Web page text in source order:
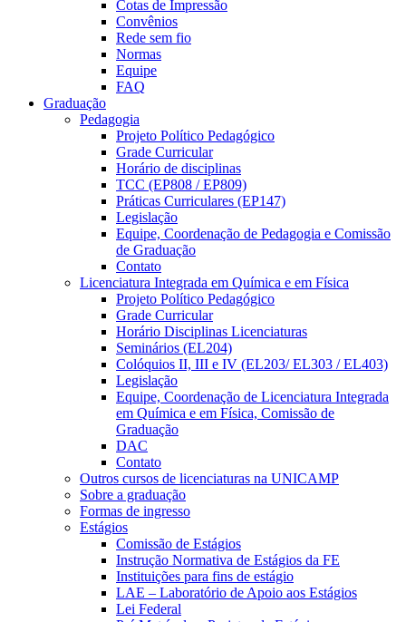
Cotas de Impressão
Convênios
Rede sem fio
Normas
Equipe
FAQ
Graduação
Pedagogia
Projeto Político Pedagógico
Grade Curricular
Horário de disciplinas
TCC (EP808 / EP809)
Práticas Curriculares (EP147)
Legislação
Equipe, Coordenação de Pedagogia e Comissão
de Graduação
Contato
Licenciatura Integrada em Química e em Física
Projeto Político Pedagógico
Grade Curricular
Horário Disciplinas Licenciaturas
Seminários (EL204)
Colóquios II, III e IV (EL203/ EL303 / EL403)
Legislação
Equipe, Coordenação de Licenciatura Integrada
em Química e em Física, Comissão de
Graduação
DAC
Contato
Outros cursos de licenciaturas na UNICAMP
Sobre a graduação
Formas de ingresso
Estágios
Comissão de Estágios
Instrução Normativa de Estágios da FE
Instituições para fins de estágio
LAE – Laboratório de Apoio aos Estágios
Lei Federal